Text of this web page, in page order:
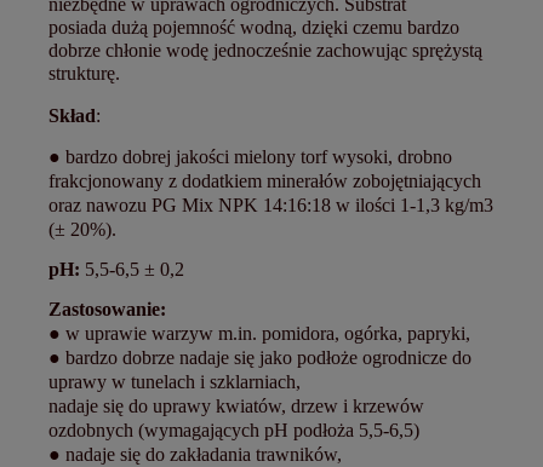
niezbędne w uprawach ogrodniczych. Substrat
posiada dużą pojemność wodną, dzięki czemu bardzo
dobrze chłonie wodę jednocześnie zachowując sprężystą
strukturę.
Skład:
● bardzo dobrej jakości mielony torf wysoki, drobno
frakcjonowany z dodatkiem minerałów zobojętniających
oraz nawozu PG Mix NPK 14:16:18 w ilości 1-1,3 kg/m3
(± 20%).
pH: 5,5-6,5 ± 0,2
Zastosowanie:
● w uprawie warzyw m.in. pomidora, ogórka, papryki,
● bardzo dobrze nadaje się jako podłoże ogrodnicze do
uprawy w tunelach i szklarniach,
nadaje się do uprawy kwiatów, drzew i krzewów
ozdobnych (wymagających pH podłoża 5,5-6,5)
● nadaje się do zakładania trawników,